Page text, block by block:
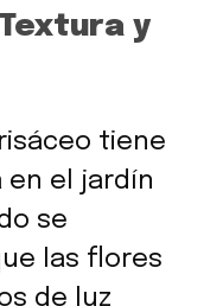
y
tiene
en el jardín
se
las flores
de luz